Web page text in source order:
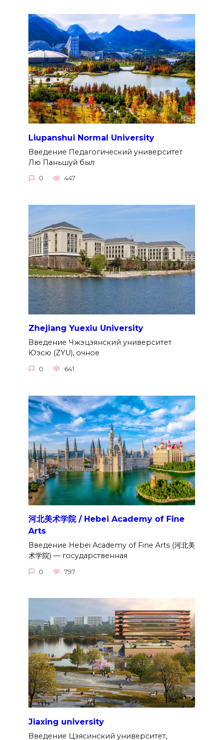
Liupanshui Normal University
Введение Педагогический университет
Лю Паньшуй был
0 447
Zhejiang Yuexiu University
Введение Чжэцзянский университет
Юэсю (ZYU), очное
0 641
河北美术学院 / Hebei Academy of Fine
Arts
Введение Hebei Academy of Fine Arts (河北美
术学院) — государственная
0 797
Jiaxing university
Введение Цзясинский университет,